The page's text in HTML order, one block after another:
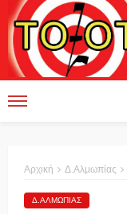
Αρχική Δ.Αλμωπίας
Δ.ΑΛΜΩΠΊΑΣ